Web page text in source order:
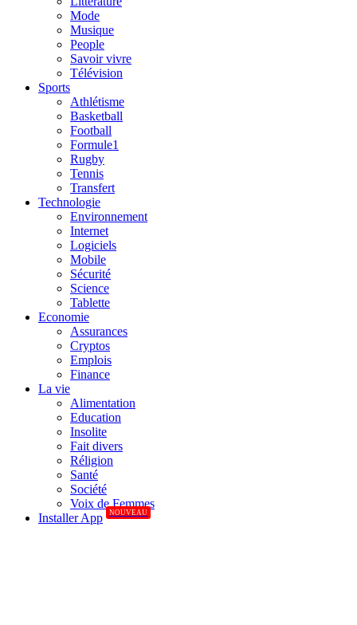
Mode
Musique
People
Savoir vivre
Télévision
Sports
Athlétisme
Basketball
Football
Formule1
Rugby
Tennis
Transfert
Technologie
Environnement
Internet
Logiciels
Mobile
Sécurité
Science
Tablette
Economie
Assurances
Cryptos
Emplois
Finance
La vie
Alimentation
Education
Insolite
Fait divers
Réligion
Santé
Société
Voix de Femmes
Installer App
NOUVEAU